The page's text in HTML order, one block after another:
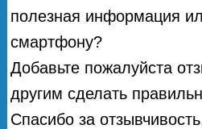
полезная информация
смартфону?
Добавьте пожалуйста
другим сделать
Спасибо за